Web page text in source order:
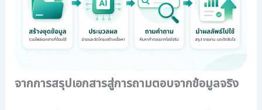
จากการสรุปเอกสารสู่การถามตอบจากข้อมูลจริง